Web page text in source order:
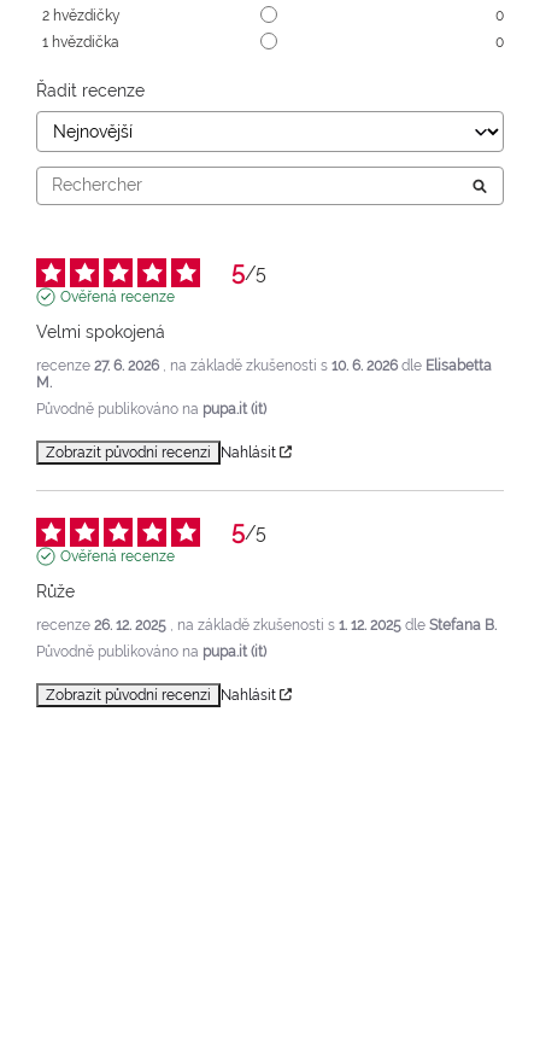
2 hvězdičky
0
1 hvězdička 0
Řadit recenze
5/5
Ověřená recenze
Velmi spokojená
recenze 27. 6. 2026 , na základě zkušenosti s 10. 6. 2026 dle Elisabetta
M.
Původně publikováno na pupa.it (it)
Zobrazit původní recenzi Nahlásit
5/5
Ověřená recenze
Růže
recenze 26. 12. 2025 , na základě zkušenosti s 1. 12. 2025 dle Stefana B.
Původně publikováno na pupa.it (it)
Zobrazit původní recenzi Nahlásit